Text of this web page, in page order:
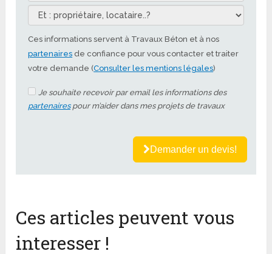
Ces informations servent à Travaux Béton et à nos
partenaires de confiance pour vous contacter et traiter
votre demande (Consulter les mentions légales)
Je souhaite recevoir par email les informations des
partenairespour m’aider dans mes projets de travaux
Demander un devis!
Ces articles peuvent vous
interesser !